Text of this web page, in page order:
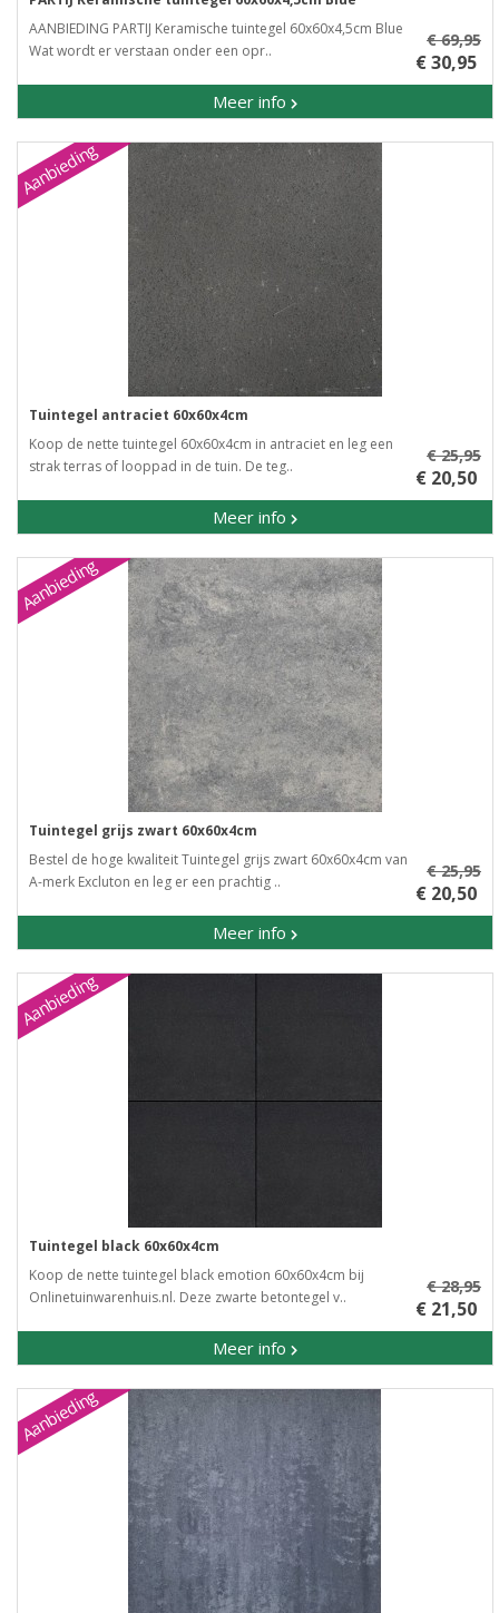
AANBIEDING PARTIJ Keramische tuintegel 60x60x4,5cm Blue
Wat wordt er verstaan onder een opr..
Meer info
€ 69,95
€ 30,95
Aanbieding
Tuintegel antraciet 60x60x4cm
Koop de nette tuintegel 60x60x4cm in antraciet en leg een
strak terras of looppad in de tuin. De teg..
Meer info
€ 25,95
€ 20,50
Aanbieding
Tuintegel grijs zwart 60x60x4cm
Bestel de hoge kwaliteit Tuintegel grijs zwart 60x60x4cm van
A-merk Excluton en leg er een prachtig ..
Meer info
€ 25,95
€ 20,50
Aanbieding
Tuintegel black 60x60x4cm
Koop de nette tuintegel black emotion 60x60x4cm bij
Onlinetuinwarenhuis.nl. Deze zwarte betontegel v..
Meer info
€ 28,95
€ 21,50
Aanbieding